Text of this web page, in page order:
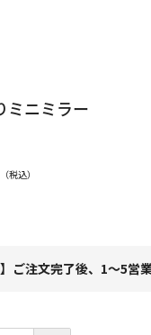
ミニミラー
】ご注文完了後、1～5営